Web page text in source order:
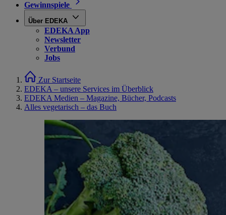
Gewinnspiele
Über EDEKA
EDEKA App
Newsletter
Verbund
Jobs
Zur Startseite
EDEKA – unsere Services im Überblick
EDEKA Medien – Magazine, Bücher, Podcasts
Alles vegetarisch – das Buch